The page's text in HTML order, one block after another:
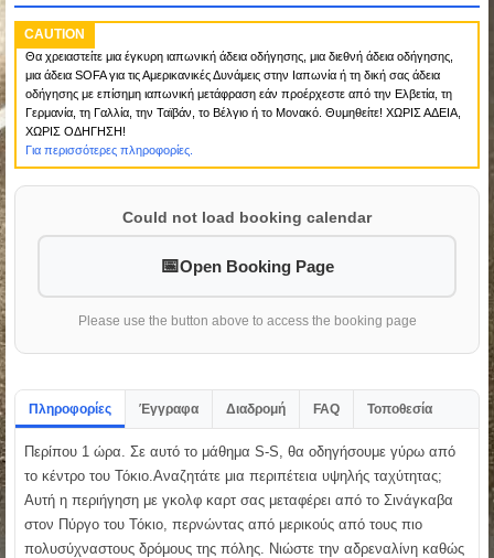
CAUTION
Θα χρειαστείτε μια έγκυρη ιαπωνική άδεια οδήγησης, μια διεθνή άδεια οδήγησης,
μια άδεια SOFA για τις Αμερικανικές Δυνάμεις στην Ιαπωνία ή τη δική σας άδεια
οδήγησης με επίσημη ιαπωνική μετάφραση εάν προέρχεστε από την Ελβετία, τη
Γερμανία, τη Γαλλία, την Ταϊβάν, το Βέλγιο ή το Μονακό. Θυμηθείτε! ΧΩΡΙΣ ΑΔΕΙΑ,
ΧΩΡΙΣ ΟΔΗΓΗΣΗ!
Για περισσότερες πληροφορίες.
Could not load booking calendar
Open Booking Page
Please use the button above to access the booking page
Πληροφορίες Έγγραφα Διαδρομή FAQ Τοποθεσία
Περίπου 1 ώρα. Σε αυτό το μάθημα S-S, θα οδηγήσουμε γύρω από
το κέντρο του Τόκιο.Αναζητάτε μια περιπέτεια υψηλής ταχύτητας;
Αυτή η περιήγηση με γκολφ καρτ σας μεταφέρει από το Σινάγκαβα
στον Πύργο του Τόκιο, περνώντας από μερικούς από τους πιο
πολυσύχναστους δρόμους της πόλης. Νιώστε την αδρεναλίνη καθώς